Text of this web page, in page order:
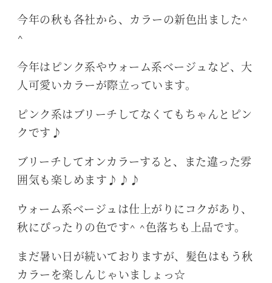
今年の秋も各社から、カラーの新色出ました^
^
今年はピンク系やウォーム系ベージュなど、大
人可愛いカラーが際立っています。
ピンク系はブリーチしてなくてもちゃんとピン
クです♪
ブリーチしてオンカラーすると、また違った雰
囲気も楽しめます♪♪♪
ウォーム系ベージュは仕上がりにコクがあり、
秋にぴったりの色です^ ^色落ちも上品です。
まだ暑い日が続いておりますが、髪色はもう秋
カラーを楽しんじゃいましょっ☆